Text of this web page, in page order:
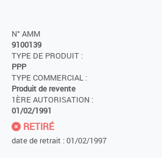
N° AMM
9100139
TYPE DE PRODUIT :
PPP
TYPE COMMERCIAL :
Produit de revente
1ÈRE AUTORISATION :
01/02/1991
RETIRÉ
date de retrait : 01/02/1997